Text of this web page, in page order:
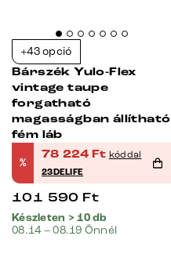
+43 opció
Bárszék Yulo-Flex
vintage taupe
forgatható
magasságban állítható
fém láb
%
78 224 Ft kóddal
23DELIFE
101 590 Ft
Készleten > 10 db
08.14 – 08.19 Önnél